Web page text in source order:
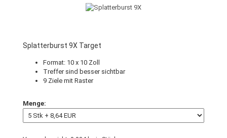
Splatterburst 9X Target
Format: 10 x 10 Zoll
Treffer sind besser sichtbar
9 Ziele mit Raster
Menge: